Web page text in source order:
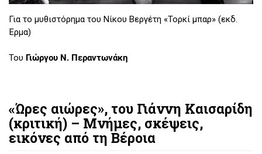
Για το μυθιστόρημα του Νίκου Βεργέτη «Τορκί μπαρ» (εκδ.
Έρμα)
Του Γιώργου Ν. Περαντωνάκη
«Ώρες αιώρες», του Γιάννη Καισαρίδη
(κριτική) – Μνήμες, σκέψεις,
εικόνες από τη Βέροια